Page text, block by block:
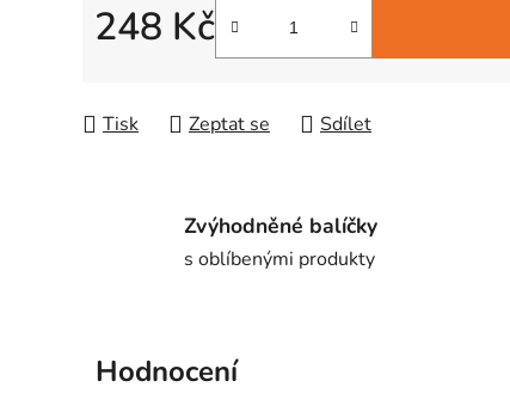
248 Kč
Tisk Zeptat se Sdílet
Zvýhodněné balíčky
s oblíbenými produkty
Hodnocení